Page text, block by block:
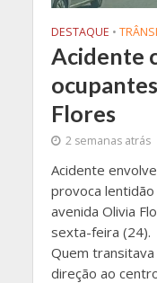
DESTAQUE •
Acidente
Flores
2 semanas atrás
Acidente
provoca
avenida Olivia
sexta-feira (24).
Quem
direção ao